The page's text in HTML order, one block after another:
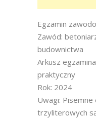
Egzamin
Zawód:
budownictwa
Arkusz
praktyczny
Rok: 2024
Uwagi:
trzyliterowych